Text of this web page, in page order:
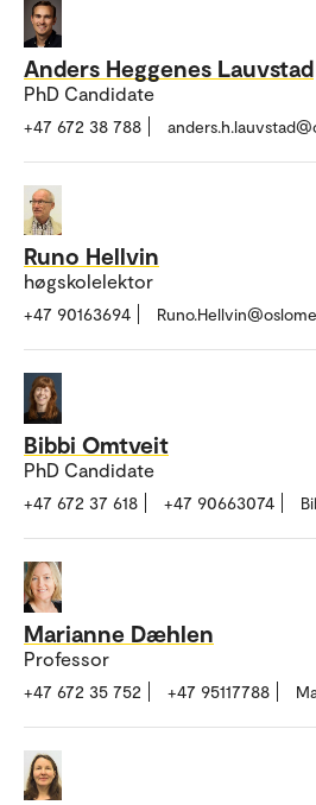
Anders Heggenes Lauvstad
PhD Candidate
+47 672 38 788
Runo Hellvin
høgskolelektor
+47 90163694
Bibbi Omtveit
PhD Candidate
+47 672 37 618 +47 90663074
Marianne Dæhlen
Professor
+47 672 35 752 +47 95117788